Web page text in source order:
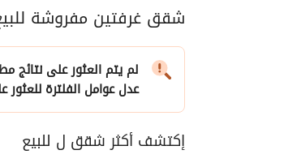
شقق غرفتين مفروشة
لم يتم العثور على نتائج
عدل عوامل الفلترةللعثور
إكتشف أكثر شقق ل للبيع